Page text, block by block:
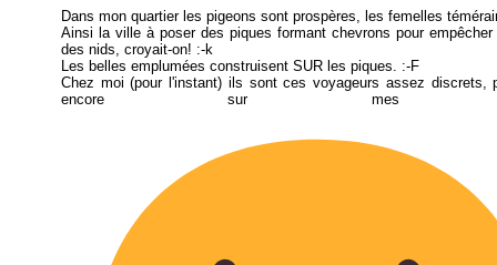
Dans mon quartier les pigeons sont prospères, les femelles
Ainsi la ville à poser des piques formant chevrons pour empêcher
des nids, croyait-on! :-k
Les belles emplumées construisent SUR les piques. :-F
Chez moi (pour l'instant) ils sont ces voyageurs assez discrets,
encore sur mes